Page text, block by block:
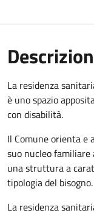
La residenza
è uno spazio
con disabilità.
Il Comune orienta e
suo nucleo familiare
una struttura a
tipologia del bisogno.
La residenza